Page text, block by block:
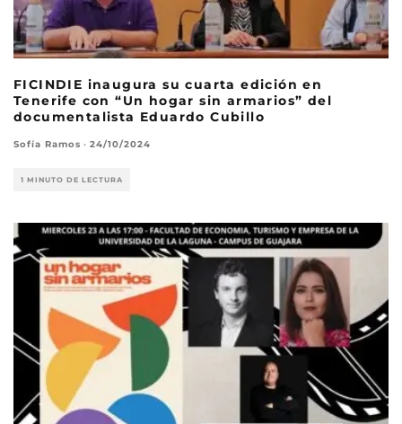
FICINDIE inaugura su cuarta edición en
Tenerife con “Un hogar sin armarios” del
documentalista Eduardo Cubillo
Sofía Ramos · 24/10/2024
1 MINUTO DE LECTURA